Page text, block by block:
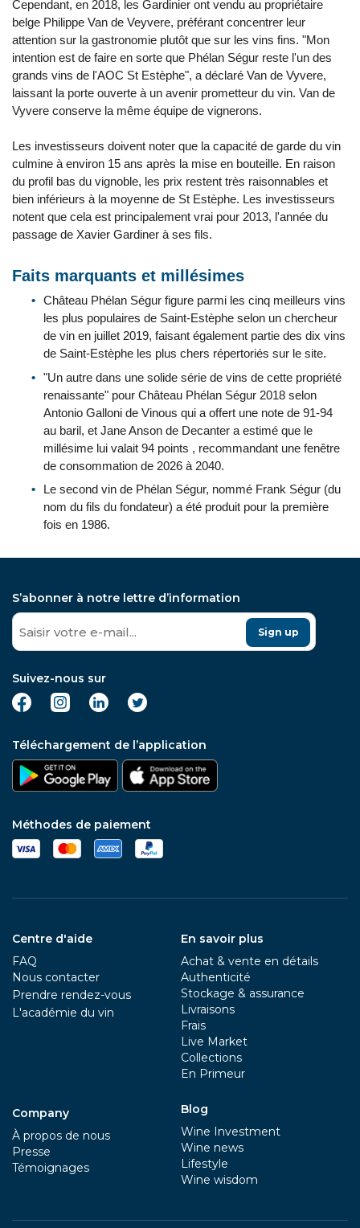
Cependant, en 2018, les Gardinier ont vendu au propriétaire
belge Philippe Van de Veyvere, préférant concentrer leur
attention sur la gastronomie plutôt que sur les vins fins. "Mon
intention est de faire en sorte que Phélan Ségur reste l'un des
grands vins de l'AOC St Estèphe", a déclaré Van de Vyvere,
laissant la porte ouverte à un avenir prometteur du vin. Van de
Vyvere conserve la même équipe de vignerons.
Les investisseurs doivent noter que la capacité de garde du vin
culmine à environ 15 ans après la mise en bouteille. En raison
du profil bas du vignoble, les prix restent très raisonnables et
bien inférieurs à la moyenne de St Estèphe. Les investisseurs
notent que cela est principalement vrai pour 2013, l'année du
passage de Xavier Gardiner à ses fils.
Faits marquants et millésimes
Château Phélan Ségur figure parmi les cinq meilleurs vins
les plus populaires de Saint-Estèphe selon un chercheur
de vin en juillet 2019, faisant également partie des dix vins
de Saint-Estèphe les plus chers répertoriés sur le site.
"Un autre dans une solide série de vins de cette propriété
renaissante" pour Château Phélan Ségur 2018 selon
Antonio Galloni de Vinous qui a offert une note de 91-94
au baril, et Jane Anson de Decanter a estimé que le
millésime lui valait 94 points , recommandant une fenêtre
de consommation de 2026 à 2040.
Le second vin de Phélan Ségur, nommé Frank Ségur (du
nom du fils du fondateur) a été produit pour la première
fois en 1986.
S’abonner à notre lettre d’information
Sign up
Suivez-nous sur
Téléchargement de l’application
Méthodes de paiement
Centre d'aide
FAQ
Nous contacter
Prendre rendez-vous
L'académie du vin
Company
À propos de nous
Presse
Témoignages
En savoir plus
Achat & vente en détails
Authenticité
Stockage & assurance
Livraisons
Frais
Live Market
Collections
En Primeur
Blog
Wine Investment
Wine news
Lifestyle
Wine wisdom